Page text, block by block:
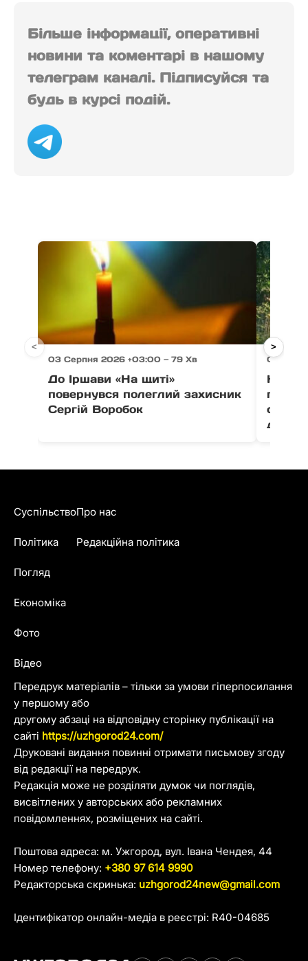
Більше інформації, оперативні
новини та коментарі в нашому
телеграм каналі. Підписуйся та
будь в курсі подій.
03 Серпня 2026 +03:00 — 79 Хв
До Іршави «На щиті»
повернувся полеглий захисник
Сергій Воробок
03
На
серед
дітей
< >
Передрук матеріалів – тільки за умови гіперпосилання
у першому або
другому абзаці на відповідну сторінку публікації на
сайті https://uzhgorod24.com/
Друковані видання повинні отримати письмову згоду
від редакції на передрук.
Редакція може не розділяти думок чи поглядів,
висвітлених у авторських або рекламних
повідомленнях, розміщених на сайті.
Поштова адреса: м. Ужгород, вул. Івана Чендея, 44
Номер телефону: +380 97 614 9990
Редакторська скринька: uzhgorod24new@gmail.com
Ідентифікатор онлайн-медіа в реєстрі: R40-04685
Суспільство
Політика
Погляд
Економіка
Фото
Відео
Про нас
Редакційна політика